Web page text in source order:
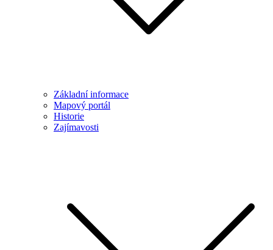
Základní informace
Mapový portál
Historie
Zajímavosti